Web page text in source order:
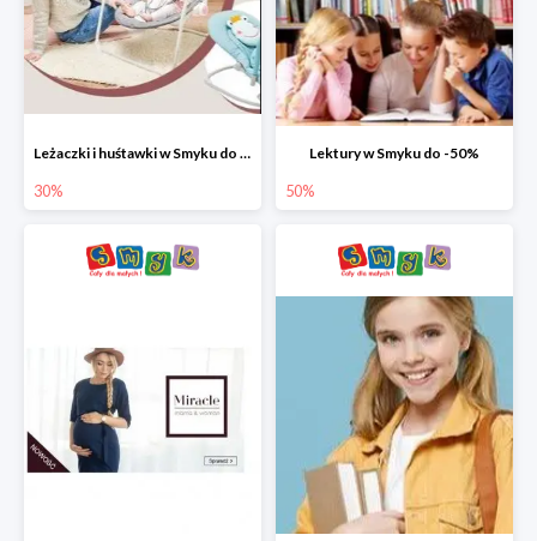
Leżaczki i huśtawki w Smyku do -30%
30%
Lektury w Smyku do -50%
50%